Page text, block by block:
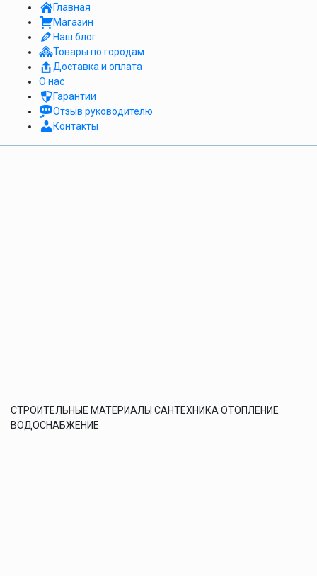
Главная
Магазин
Наш блог
Товары по городам
Доставка и оплата
О нас
Гарантии
Отзыв руководителю
Контакты
СТРОИТЕЛЬНЫЕ МАТЕРИАЛЫ САНТЕХНИКА ОТОПЛЕНИЕ
ВОДОСНАБЖЕНИЕ